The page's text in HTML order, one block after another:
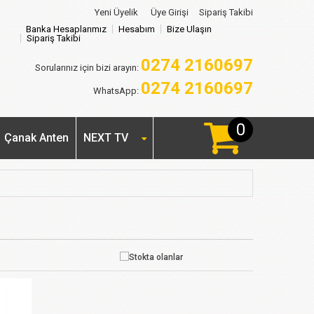
Yeni Üyelik Üye Girişi
Sipariş Takibi
Banka Hesaplarımız
Hesabım
Bize Ulaşın
Sipariş Takibi
Sorularınız için bizi arayın: 0274 2160697
WhatsApp: 0274 2160697
Çanak Anten NEXT TV 0
Stokta olanlar